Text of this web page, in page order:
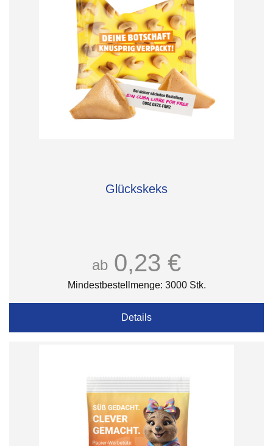
Glückskeks
ab 0,23 €
Mindestbestellmenge: 3000 Stk.
Details